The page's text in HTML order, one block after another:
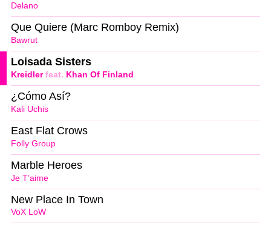
Delano
Bawrut
Que Quiere (Marc Romboy Remix)
Kreidlerfeat. Khan Of Finland
Loisada Sisters
Kali Uchis
¿Cómo Así?
Folly Group
East Flat Crows
Je T’aime
Marble Heroes
VoX LoW
New Place In Town